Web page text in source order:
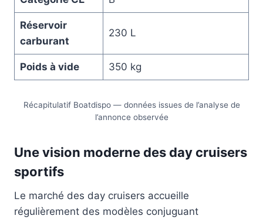
Réservoir
carburant
230 L
Poids à vide 350 kg
Récapitulatif Boatdispo — données issues de l’analyse de
l’annonce observée
Une vision moderne des day cruisers
sportifs
Le marché des day cruisers accueille
régulièrement des modèles conjuguant